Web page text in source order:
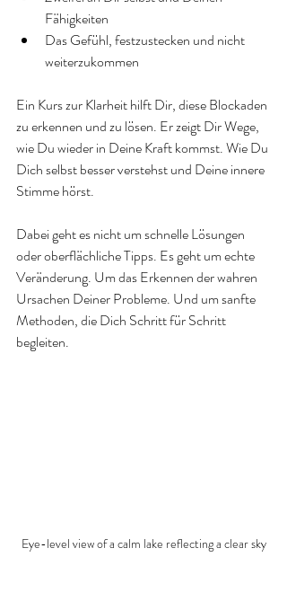
Fähigkeiten
Das Gefühl, festzustecken und nicht
weiterzukommen
Ein Kurs zur Klarheit hilft Dir, diese Blockaden
zu erkennen und zu lösen. Er zeigt Dir Wege,
wie Du wieder in Deine Kraft kommst. Wie Du
Dich selbst besser verstehst und Deine innere
Stimme hörst.
Dabei geht es nicht um schnelle Lösungen
oder oberflächliche Tipps. Es geht um echte
Veränderung. Um das Erkennen der wahren
Ursachen Deiner Probleme. Und um sanfte
Methoden, die Dich Schritt für Schritt
begleiten.
Eye-level view of a calm lake reflecting a clear sky